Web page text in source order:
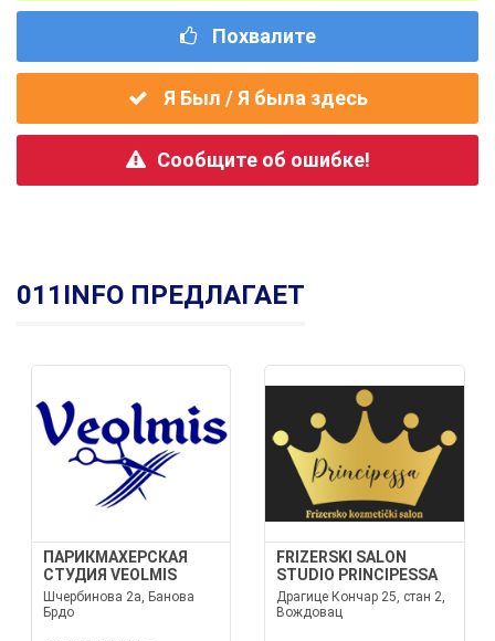
Похвалите
Я Был / Я была здесь
Сообщите об ошибке!
011INFO ПРЕДЛАГАЕТ
ПАРИКМАХЕРСКАЯ
СТУДИЯ VEOLMIS
Шчербиновa 2a, Банова
Брдо
FRIZERSKI SALON
STUDIO PRINCIPESSA
Драгице Кончар 25, стан 2,
Вождовац